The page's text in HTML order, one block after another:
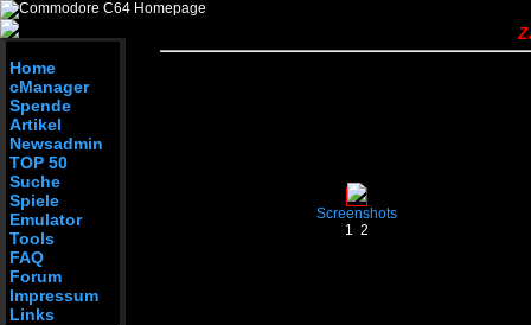
Home
cManager
Spende
Artikel
Newsadmin
TOP 50
Suche
Spiele
Emulator
Tools
FAQ
Forum
Impressum
Links
Screenshots
1 2